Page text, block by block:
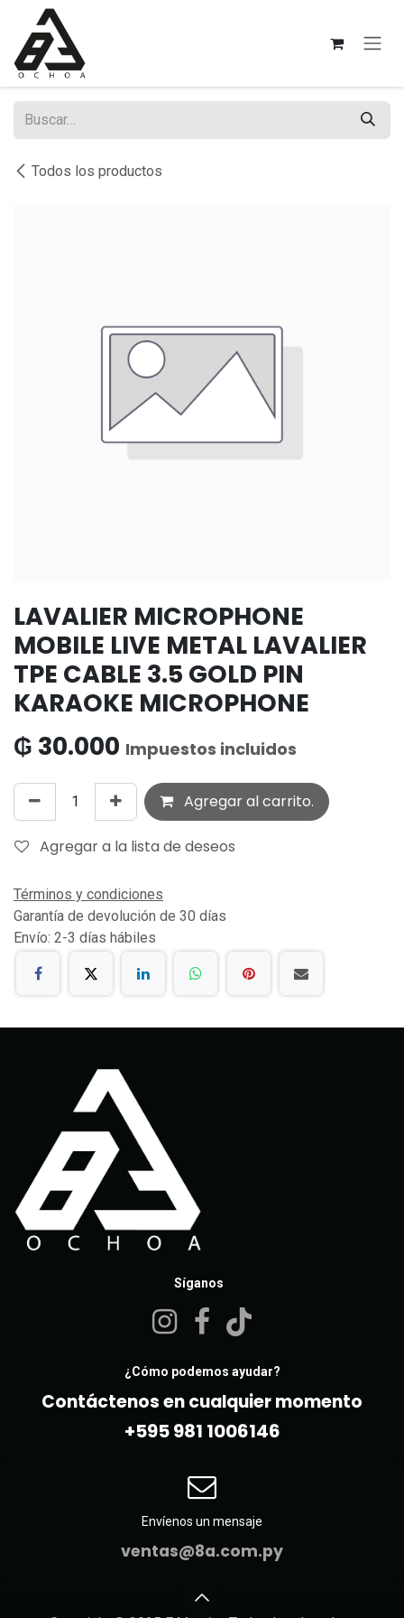
Ir al contenido
Todos los productos
LAVALIER MICROPHONE
MOBILE LIVE METAL LAVALIER
TPE CABLE 3.5 GOLD PIN
KARAOKE MICROPHONE
₲ 30.000 Impuestos incluidos
Agregar al carrito.
Agregar a la lista de deseos
Términos y condiciones
Garantía de devolución de 30 días
Envío: 2-3 días hábiles
Síganos
¿Cómo podemos ayudar?
Contáctenos en cualquier momento
+595 981 10061​46
Envíenos un mensaje
ventas@8a.com.py